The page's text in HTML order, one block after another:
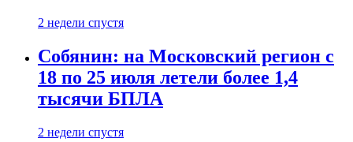
2 недели спустя
Собянин: на Московский регион с
18 по 25 июля летели более 1,4
тысячи БПЛА
2 недели спустя